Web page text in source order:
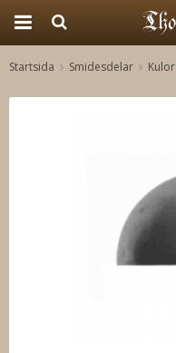
Startsida Smidesdelar Kulor